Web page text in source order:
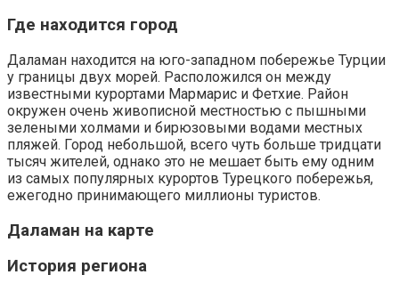
Где находится город
Даламан находится на юго-западном побережье Турции
у границы двух морей. Расположился он между
известными курортами Мармарис и Фетхие. Район
окружен очень живописной местностью с пышными
зелеными холмами и бирюзовыми водами местных
пляжей. Город небольшой, всего чуть больше тридцати
тысяч жителей, однако это не мешает быть ему одним
из самых популярных курортов Турецкого побережья,
ежегодно принимающего миллионы туристов.
Даламан на карте
История региона